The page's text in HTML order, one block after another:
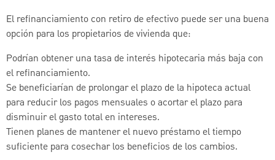
El refinanciamiento con retiro de efectivo puede ser una buena
opción para los propietarios de vivienda que:
Podrían obtener una tasa de interés hipotecaria más baja con
el refinanciamiento.
Se beneficiarían de prolongar el plazo de la hipoteca actual
para reducir los pagos mensuales o acortar el plazo para
disminuir el gasto total en intereses.
Tienen planes de mantener el nuevo préstamo el tiempo
suficiente para cosechar los beneficios de los cambios.